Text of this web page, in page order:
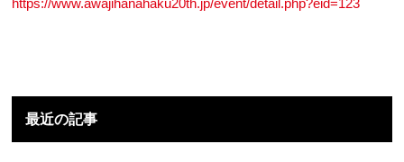
https://www.awajihanahaku20th.jp/event/detail.php?eid=123
最近の記事